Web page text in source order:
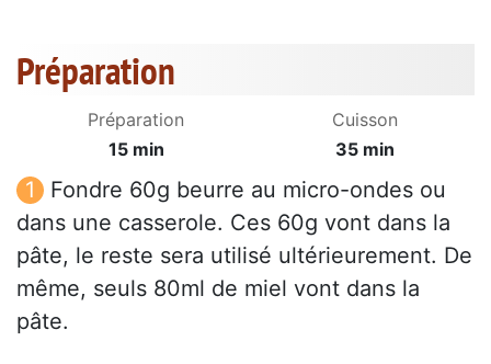
Préparation
Préparation
15 min
Cuisson
35 min
Fondre 60g beurre au micro-ondes ou
dans une casserole. Ces 60g vont dans la
pâte, le reste sera utilisé ultérieurement. De
même, seuls 80ml de miel vont dans la
pâte.